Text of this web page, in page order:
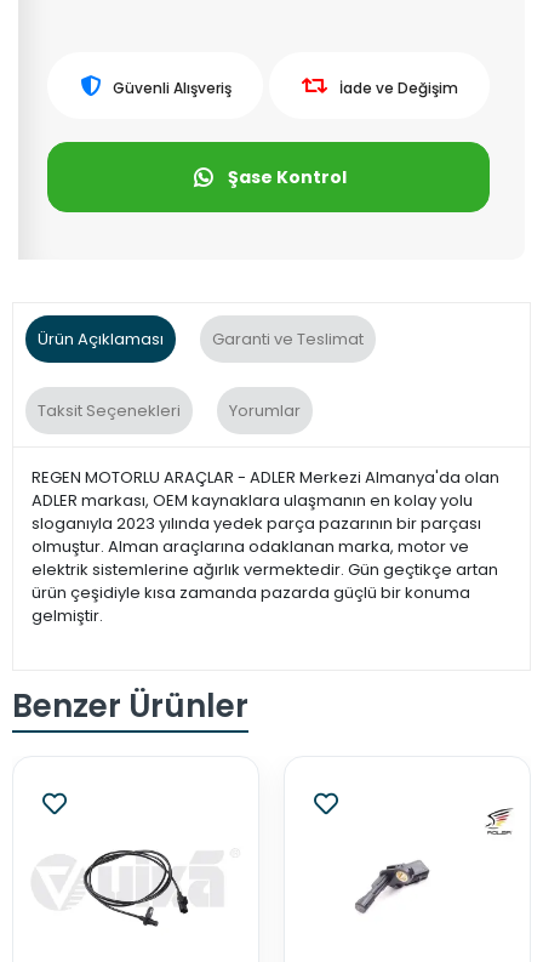
Güvenli Alışveriş İade ve Değişim
Şase Kontrol
Ürün Açıklaması Garanti ve Teslimat
Taksit Seçenekleri Yorumlar
REGEN MOTORLU ARAÇLAR - ADLER Merkezi Almanya'da olan
ADLER markası, OEM kaynaklara ulaşmanın en kolay yolu
sloganıyla 2023 yılında yedek parça pazarının bir parçası
olmuştur. Alman araçlarına odaklanan marka, motor ve
elektrik sistemlerine ağırlık vermektedir. Gün geçtikçe artan
ürün çeşidiyle kısa zamanda pazarda güçlü bir konuma
gelmiştir.
Benzer Ürünler